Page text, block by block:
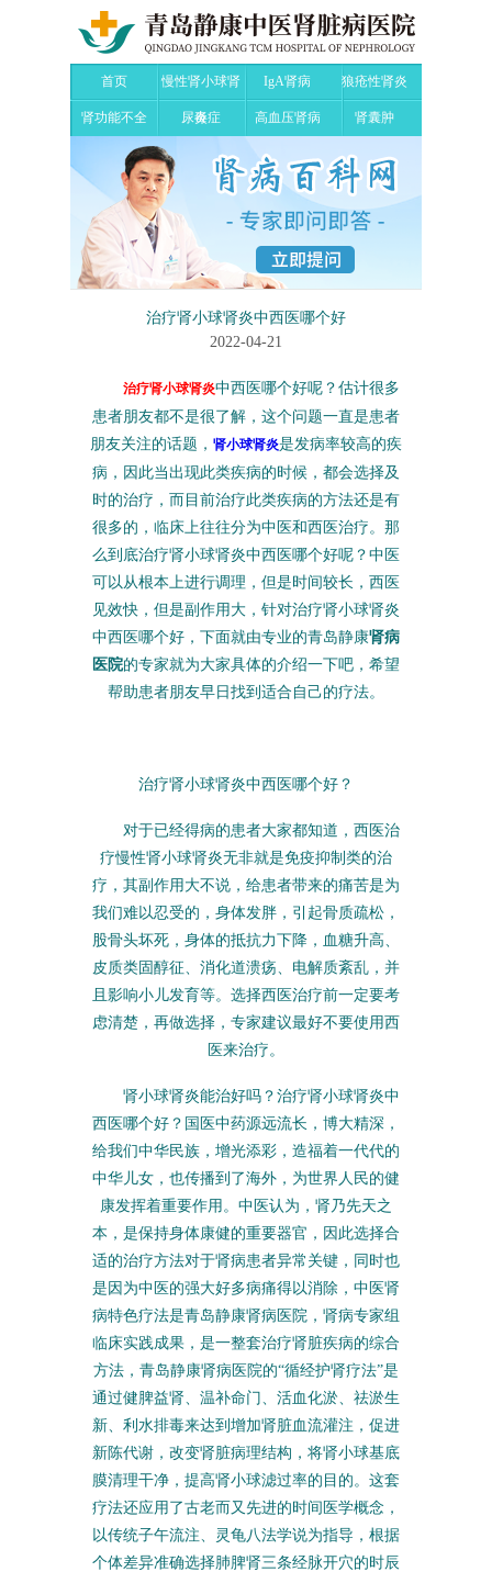
首页 慢性肾小球肾
炎
IgA肾病 狼疮性肾炎
肾功能不全 尿毒症 高血压肾病 肾囊肿
治疗肾小球肾炎中西医哪个好
2022-04-21
治疗肾小球肾炎中西医哪个好呢？估计很多
患者朋友都不是很了解，这个问题一直是患者
朋友关注的话题， 肾小球肾炎是发病率较高的疾
病，因此当出现此类疾病的时候，都会选择及
时的治疗，而目前治疗此类疾病的方法还是有
很多的，临床上往往分为中医和西医治疗。那
么到底治疗肾小球肾炎中西医哪个好呢？中医
可以从根本上进行调理，但是时间较长，西医
见效快，但是副作用大，针对治疗肾小球肾炎
中西医哪个好，下面就由专业的青岛静康肾病
医院的专家就为大家具体的介绍一下吧，希望
帮助患者朋友早日找到适合自己的疗法。
治疗肾小球肾炎中西医哪个好 ？
对于已经得病的患者大家都知道，西医治
疗慢性肾小球肾炎无非就是免疫抑制类的治
疗，其副作用大不说，给患者带来的痛苦是为
我们难以忍受的，身体发胖，引起骨质疏松，
股骨头坏死，身体的抵抗力下降，血糖升高、
皮质类固醇征、消化道溃疡、电解质紊乱，并
且影响小儿发育等。选择西医治疗前一定要考
虑清楚，再做选择，专家建议最好不要使用西
医来治疗。
肾小球肾炎能治好吗？治疗肾小球肾炎中
西医哪个好？国医中药源远流长，博大精深，
给我们中华民族，增光添彩，造福着一代代的
中华儿女，也传播到了海外，为世界人民的健
康发挥着重要作用。中医认为，肾乃先天之
本，是保持身体康健的重要器官，因此选择合
适的治疗方法对于肾病患者异常关键，同时也
是因为中医的强大好多病痛得以消除，中医肾
病特色疗法是青岛静康肾病医院，肾病专家组
临床实践成果，是一整套治疗肾脏疾病的综合
方法，青岛静康肾病医院的“循经护肾疗法”是
通过健脾益肾、温补命门、活血化淤、祛淤生
新、利水排毒来达到增加肾脏血流灌注，促进
新陈代谢，改变肾脏病理结构，将肾小球基底
膜清理干净，提高肾小球滤过率的目的。这套
疗法还应用了古老而又先进的时间医学概念，
以传统子午流注、灵龟八法学说为指导，根据
个体差异准确选择肺脾肾三条经脉开穴的时辰